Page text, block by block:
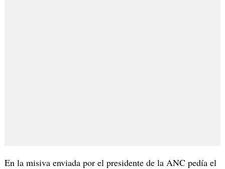
En la misiva enviada por el presidente de la ANC pedía el